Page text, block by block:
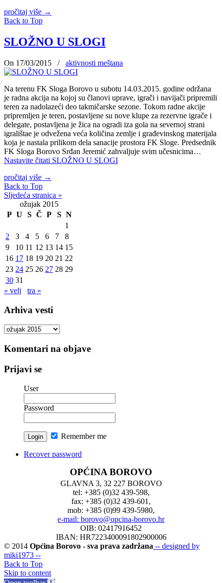
pročitaj više →
Back to Top
SLOŽNO U SLOGI
On 17/03/2015 / aktivnosti meštana
Na terenu FK Sloga Borovo u subotu 14.03.2015. godine održana
je radna akcija na kojoj su članovi uprave, igrači i navijači pripremili
teren za nadolazeći deo takmičarske sezone. Tokom radne akcije
pripremljen je teren, postavlјene su nove klupe za rezervne igrače i
delegate, postavlјena je žica na ogradi iza gola na severnoj strani
igralištae je odvežena veća količina zemlјe i građevinskog materijala
koja je nastala prilikom dela sanacije prostora FK Sloge. Predsednik
FK Sloga Borovo Srđan Jeremić zahvalјuje svim učesnicima…
Nastavite čitati SLOŽNO U SLOGI
pročitaj više →
Back to Top
Sljedeća stranica »
ožujak 2015
P U S Č P S N
1
2
3 4 5 6 7
8
9
10 11 12 13 14 15
16 17 18 19 20 21 22
23 24 25 26 27 28 29
30 31
« velj
tra »
Arhiva vesti
Arhiva
Komentari na objave
Prijavi se
User
Password
Remember me
Recover password
OPĆINA BOROVO
GLAVNA 3, 32 227 BOROVO
tel: +385 (0)32 439-598,
fax: +385 (0)32 439-601,
mob: +385 (0)99 439-5980,
e-mail: borovo@opcina-borovo.hr
OIB: 02417916452
IBAN: HR7223400091802900006
© 2014 Općina Borovo - sva prava zadržana -- designed by
miki1973 --
Back to Top
Skip to content